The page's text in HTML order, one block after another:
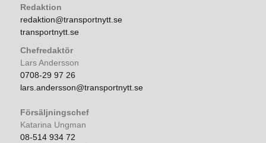
Redaktion
redaktion@transportnytt.se
transportnytt.se
Chefredaktör
Lars Andersson
0708-29 97 26
lars.andersson@transportnytt.se
Försäljningschef
Katarina Ungman
08-514 934 72